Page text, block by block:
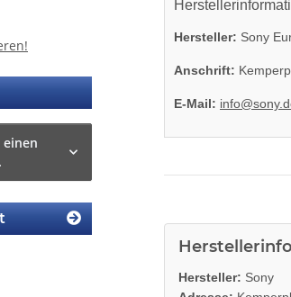
Hersteller: Sony
Anschrift:
E-Mail:
Hersteller: Sony
einen